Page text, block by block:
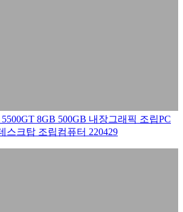
8GB 500GB 내장그래픽 조립PC
스크탑 조립컴퓨터 220429